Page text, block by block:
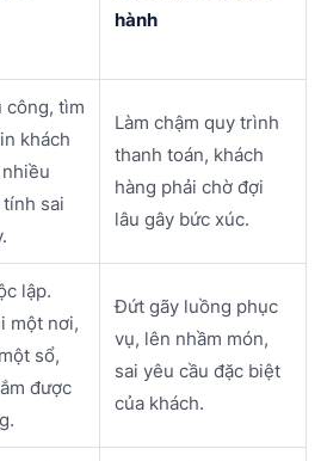
hành
công, tìm
khách
sai
Làm chậm quy trình
thanh toán, khách
hàng phải chờ đợi
lâu gây bức xúc.
lập.
một nơi,
sổ,
được
Đứt gãy luồng phục
vụ, lên nhầm món,
sai yêu cầu đặc biệt
của khách.